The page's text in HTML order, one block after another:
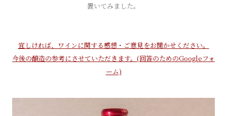
置いてみました。
宜しければ、ワインに関する感想・ご意見をお聞かせください。
今後の醸造の参考にさせていただきます。(回答のためのGoogleフォ
ーム)